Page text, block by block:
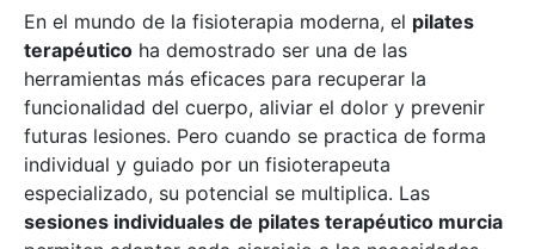
En el mundo de la fisioterapia moderna, el pilates
terapéutico ha demostrado ser una de las
herramientas más eficaces para recuperar la
funcionalidad del cuerpo, aliviar el dolor y prevenir
futuras lesiones. Pero cuando se practica de forma
individual y guiado por un fisioterapeuta
especializado, su potencial se multiplica. Las
sesiones individuales de pilates terapéutico murcia